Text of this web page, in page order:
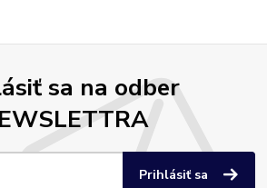
sa na odber
Prihlásiť sa